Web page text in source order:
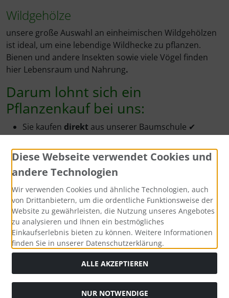
Wildgehölze
unsere große Auswahl an einheimischen Wildgehölzen
ist ideal, um eine lebendige Wildhecke zu pflanzen.
Bienen und andere Insekten sowie viele Vögel finden
hier Lebensraum und Nahrung.
Darum lohnt sich ein
Pflanzenkauf bei uns:
Sie kaufen direkt aus unserer Baumschule ✔
günstigenPreisen ein ✔
Sie erhalten die Pflanzen kurzfristig bzw. zum
Wunschtermin -frischund
Pflanzenbeet ✔
Sie bekommen in aller Regel denZustellungstag
mitgeteilt, meist per telefonischer Kurz-Info ✔
Sie werden freundlich und kompetent
gerne auchtelefonisch ✔
durch dieAnwachsgarantiekaufen Sieohne
Warum Containerpflanzen?
Diese Webseite verwendet Cookies und
andere Technologien
Wir verwenden Cookies und ähnliche Technologien, auch
von Drittanbietern, um die ordentliche Funktionsweise der
Website zu gewährleisten, die Nutzung unseres Angebotes
zu analysieren und Ihnen ein bestmögliches
Einkaufserlebnis bieten zu können. Weitere Informationen
finden Sie in unserer Datenschutzerklärung.
ALLE AKZEPTIEREN
NUR NOTWENDIGE